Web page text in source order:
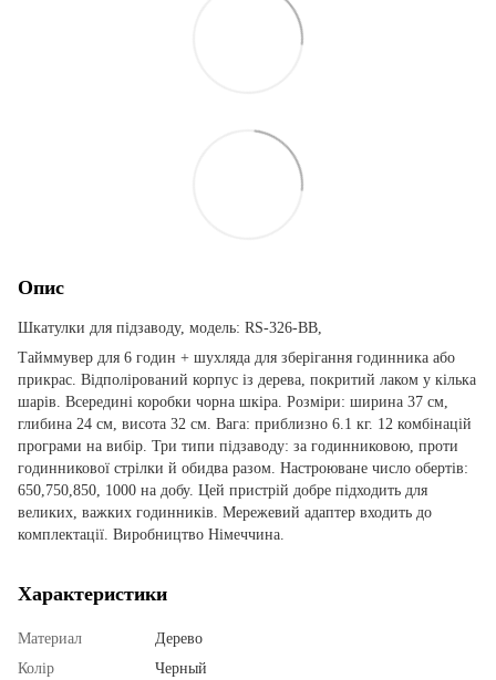
Опис
Шкатулки для підзаводу, модель: RS-326-BB,
Тайммувер для 6 годин + шухляда для зберігання годинника або
прикрас. Відполірований корпус із дерева, покритий лаком у кілька
шарів. Всередині коробки чорна шкіра. Розміри: ширина 37 см,
глибина 24 см, висота 32 см. Вага: приблизно 6.1 кг. 12 комбінацій
програми на вибір. Три типи підзаводу: за годинниковою, проти
годинникової стрілки й обидва разом. Настроюване число обертів:
650,750,850, 1000 на добу. Цей пристрій добре підходить для
великих, важких годинників. Мережевий адаптер входить до
комплектації. Виробництво Німеччина.
Характеристики
Материал
Дерево
Колір
Черный